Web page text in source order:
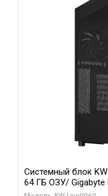
Системный блок
64 ГБ ОЗУ/ Gigabyte
GDDR7 128bit 3xDP